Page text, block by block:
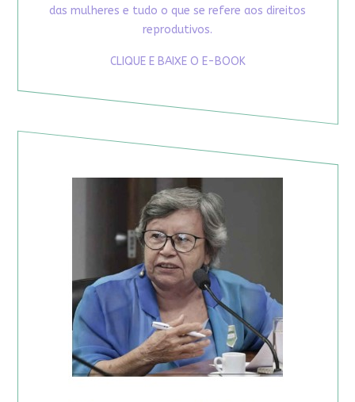
das mulheres e tudo o que se refere aos direitos
reprodutivos.
CLIQUE E BAIXE O E-BOOK